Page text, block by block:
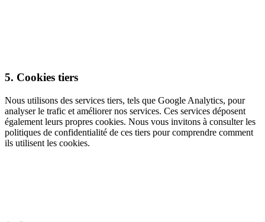
5. Cookies tiers
Nous utilisons des services tiers, tels que Google Analytics, pour
analyser le trafic et améliorer nos services. Ces services déposent
également leurs propres cookies. Nous vous invitons à consulter les
politiques de confidentialité de ces tiers pour comprendre comment
ils utilisent les cookies.